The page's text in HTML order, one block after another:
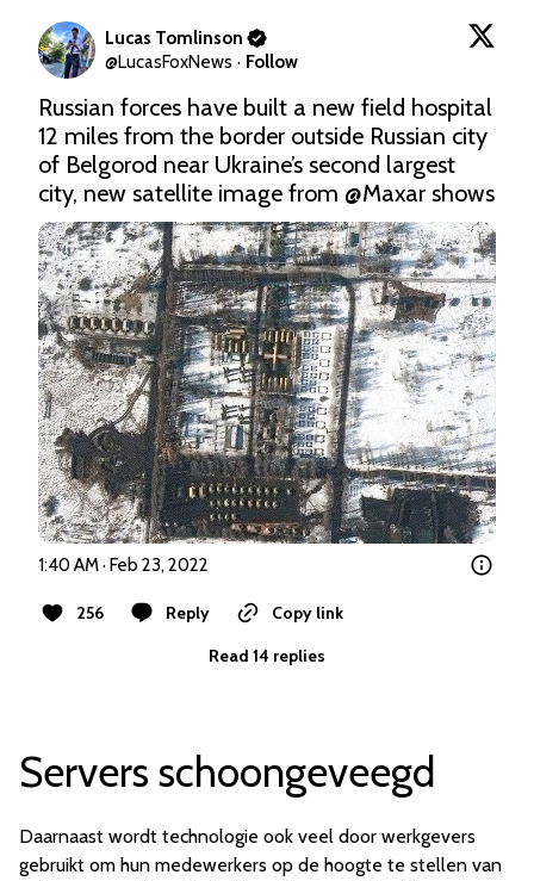
Lucas Tomlinson
@LucasFoxNews · Follow
Russian forces have built a new field hospital
12 miles from the border outside Russian city
of Belgorod near Ukraine’s second largest
city, new satellite image from @Maxar shows
1:40 AM · Feb 23, 2022
256 Reply
Copy link
Read 14 replies
Servers schoongeveegd
Daarnaast wordt technologie ook veel door werkgevers
gebruikt om hun medewerkers op de hoogte te stellen van